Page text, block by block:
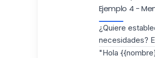
Ejemplo 4 -
¿Quiere
necesidades?
"Hola